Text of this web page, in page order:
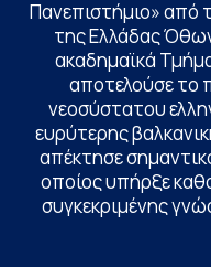
Πανεπιστήμιο» από
της Ελλάδας
ακαδημαϊκά
αποτελούσε το
νεοσύστατου
ευρύτερης
απέκτησε
οποίος υπήρξε
συγκεκριμένης